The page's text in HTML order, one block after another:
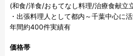
(和食/洋食/おもてなし料理/治療食献立
・出張料理人として都内～千葉中心に
年間約400件実績有
価格帯